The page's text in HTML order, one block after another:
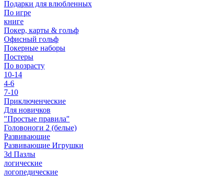
Подарки для влюбленных
По игре
книге
Покер, карты & гольф
Офисный гольф
Покерные наборы
Постеры
По возрасту
10-14
4-6
7-10
Приключенческие
Для новичков
"Простые правила"
Головоноги 2 (белые)
Развивающие
Развивающие Игрушки
3d Пазлы
логические
логопедические